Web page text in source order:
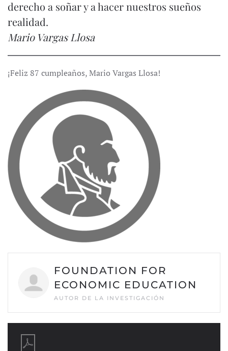
derecho a soñar y a hacer nuestros sueños
realidad.
Mario Vargas Llosa
¡Feliz 87 cumpleaños, Mario Vargas Llosa!
FOUNDATION FOR
ECONOMIC EDUCATION
AUTOR DE LA INVESTIGACIÓN